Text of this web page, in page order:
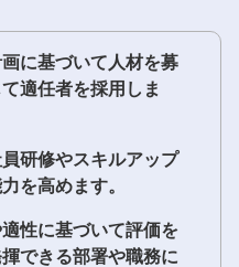
に基づいて人材を募
適任者を採用しま
研修やスキルアップ
を高めます。
性に基づいて評価を
できる部署や職務に